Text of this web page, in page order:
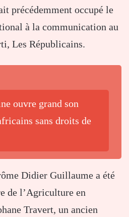
précédemment occupé le
à la communication au
Les Républicains.
ouvre grand son
sans droits de
Didier Guillaume a été
de l’Agriculture en
Travert, un ancien